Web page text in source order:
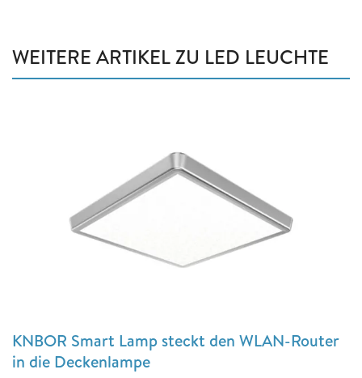
WEITERE ARTIKEL ZU LED LEUCHTE
KNBOR Smart Lamp steckt den WLAN-Router
in die Deckenlampe